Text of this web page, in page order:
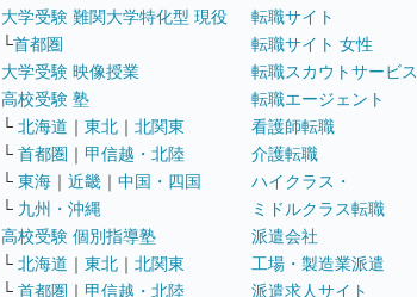
大学受験 難関大学特化型 現役
└首都圏
大学受験 映像授業
高校受験 塾
└ 北海道 ｜ 東北 ｜ 北関東
└ 首都圏 ｜ 甲信越・北陸
└ 東海 ｜ 近畿 ｜ 中国・四国
└ 九州・沖縄
高校受験 個別指導塾
└ 北海道 ｜ 東北 ｜ 北関東
└ 首都圏 ｜ 甲信越・北陸
転職サイト
転職サイト 女性
転職スカウトサービス
転職エージェント
看護師転職
介護転職
ハイクラス・
ミドルクラス転職
派遣会社
工場・製造業派遣
派遣求人サイト